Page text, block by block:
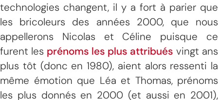
technologies changent, il y a fort à parier que
les bricoleurs des années 2000, que nous
appellerons Nicolas et Céline puisque ce
furent les prénoms les plus attribués vingt ans
plus tôt (donc en 1980), aient alors ressenti la
même émotion que Léa et Thomas, prénoms
les plus donnés en 2000 (et aussi en 2001),